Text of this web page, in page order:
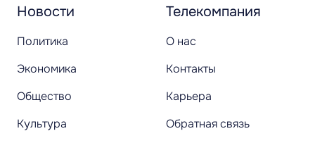
Новости
Политика
Экономика
Общество
Культура
Телекомпания
О нас
Контакты
Карьера
Обратная связь